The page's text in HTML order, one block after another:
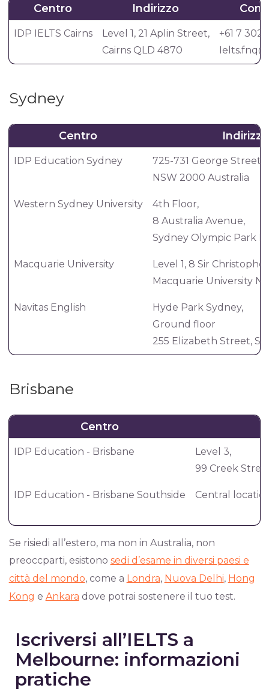
Centro Indirizzo
IDP IELTS Cairns
Level 1, 21 Aplin Street,
Cairns QLD 4870
+61 7
Sydney
Centro Indirizzo
IDP Education Sydney
725-731 George Street
NSW 2000 Australia
Western Sydney University
4th Floor,
8 Australia Avenue,
Sydney Olympic Park
Macquarie University
Level 1, 8 Sir
Macquarie University
Navitas English
Hyde Park Sydney,
Ground floor
255 Elizabeth Street,
Brisbane
Centro
IDP Education - Brisbane
Level 3,
99 Creek
IDP Education - Brisbane Southside Central
Se risiedi all’estero, ma non in Australia, non
preoccparti, esistono sedi d’esame in diversi paesi e
città del mondo, come a Londra, Nuova Delhi, Hong
Kong e Ankara dove potrai sostenere il tuo test.
Iscriversi all’IELTS a
Melbourne: informazioni
pratiche